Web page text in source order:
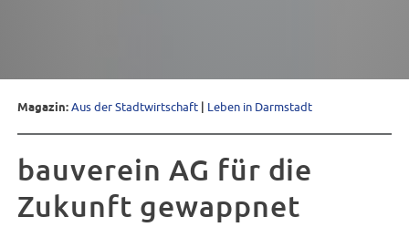
Magazin:Aus der Stadtwirtschaft | Leben in Darmstadt
bauverein AG für die
Zukunft gewappnet